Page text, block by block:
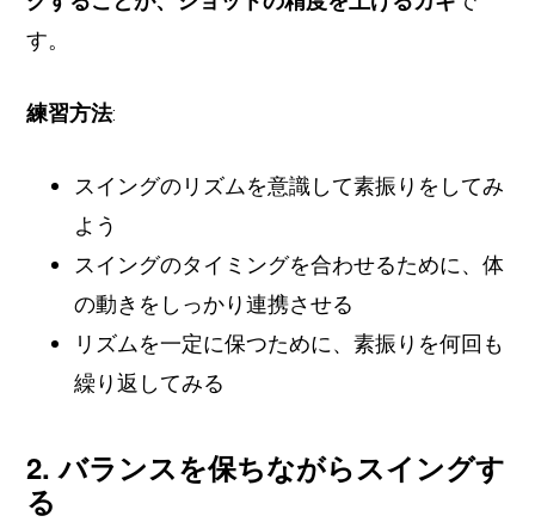
す。
練習方法:
スイングのリズムを意識して素振りをしてみ
よう
スイングのタイミングを合わせるために、体
の動きをしっかり連携させる
リズムを一定に保つために、素振りを何回も
繰り返してみる
2. バランスを保ちながらスイングす
る